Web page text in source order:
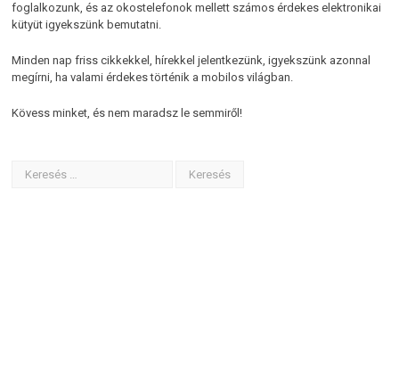
foglalkozunk, és az okostelefonok mellett számos érdekes elektronikai
kütyüt igyekszünk bemutatni.
Minden nap friss cikkekkel, hírekkel jelentkezünk, igyekszünk azonnal
megírni, ha valami érdekes történik a mobilos világban.
Kövess minket, és nem maradsz le semmiről!